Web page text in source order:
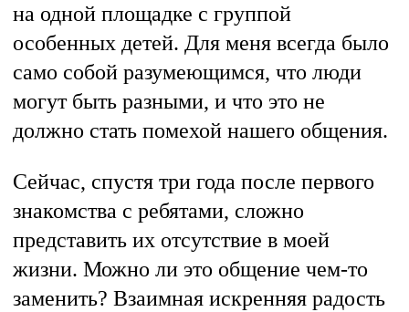
на одной площадке с группой
особенных детей. Для меня всегда было
само собой разумеющимся, что люди
могут быть разными, и что это не
должно стать помехой нашего общения.
Сейчас, спустя три года после первого
знакомства с ребятами, сложно
представить их отсутствие в моей
жизни. Можно ли это общение чем-то
заменить? Взаимная искренняя радость